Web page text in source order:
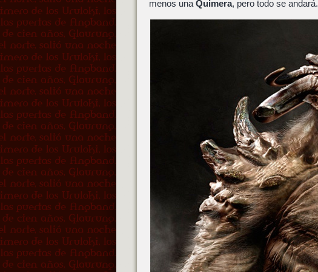
menos una Quimera, pero todo se andará.